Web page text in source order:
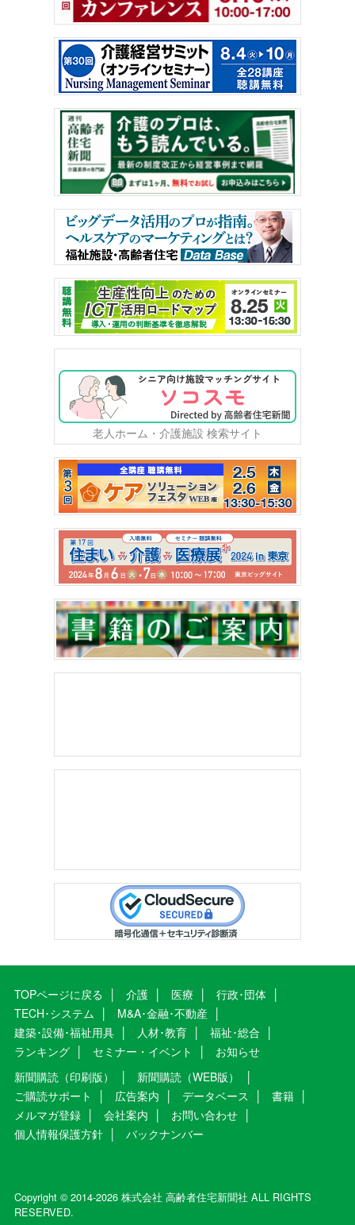
老人ホーム・介護施設 検索サイト
TOPページに戻る 介護 医療
行政･団体
TECH･システム
M&A･金融･不動産
建築･設備･福祉用具
人材･教育
福祉･総合
ランキング
セミナー・イベント
お知らせ
新聞購読（印刷版）
新聞購読（WEB版）
ご購読サポート
広告案内 データベース
書籍
メルマガ登録
会社案内
お問い合わせ
個人情報保護方針
バックナンバー
Copyright © 2014-2026 株式会社 高齢者住宅新聞社 ALL RIGHTS
RESERVED.